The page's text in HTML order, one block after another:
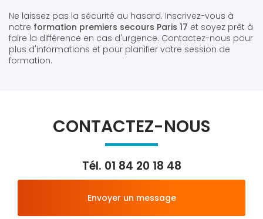
Ne laissez pas la sécurité au hasard. Inscrivez-vous à
notre formation premiers secours Paris 17 et soyez prêt à
faire la différence en cas d'urgence. Contactez-nous pour
plus d'informations et pour planifier votre session de
formation.
CONTACTEZ-NOUS
Tél. 01 84 20 18 48
Envoyer un message